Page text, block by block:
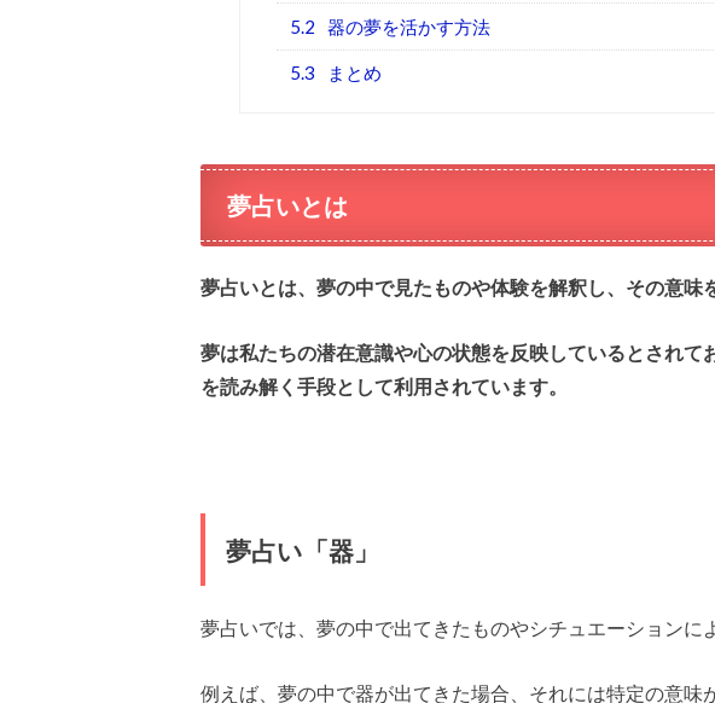
5.2 器の夢を活かす方法
5.3 まとめ
夢占いとは
夢占いとは、夢の中で見たものや体験を解釈し、その意味
夢は私たちの潜在意識や心の状態を反映しているとされて
を読み解く手段として利用されています。
夢占い「器」
夢占いでは、夢の中で出てきたものやシチュエーションに
例えば、夢の中で器が出てきた場合、それには特定の意味